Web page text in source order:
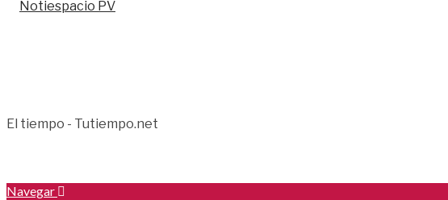
El tiempo - Tutiempo.net
Navegar